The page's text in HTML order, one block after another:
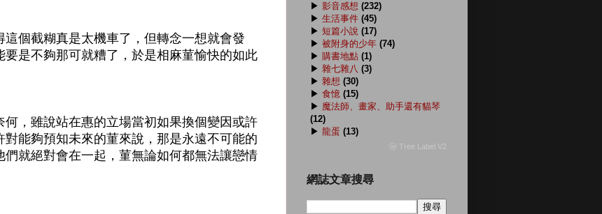
個截糊真是太機車了，但轉念一想就會發
是不夠那可就糟了，於是相麻菫愉快的如此
，雖說站在惠的立場當初如果換個變因或許
能夠預知未來的菫來說，那是永遠不可能的
就絕對會在一起，菫無論如何都無法讓戀情
▶ 影音感想 (232)
▶ 生活事件 (45)
▶ 短篇小說 (17)
▶ 被附身的少年 (74)
▶ 購書地點 (1)
▶ 雜七雜八 (3)
▶ 雜想 (30)
▶ 食憶 (15)
▶ 魔法師、畫家、助手還有貓琴
(12)
▶ 龍蛋 (13)
ⓦ Tree Label V2
網誌文章搜尋